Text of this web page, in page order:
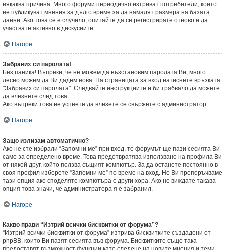
някаква причина. Много форуми периодично изтриват потребители, които
не публикуват мнения за дълго време за да намалят размера на базата
данни. Ако това се е случило, опитайте да се регистрирате отново и да
участвате активно в дискусиите.
Нагоре
Забравих си паролата!
Без паника! Въпреки, че не можем да възстановим паролата Ви, много
лесно можем да Ви дадем нова. На страницата за вход натиснете връзката
"Забравих си паролата". Следвайте инструкциите и би трябвало да можете
да влезнете след това.
Ако въпреки това не успеете да влезете се свържете с администратор.
Нагоре
Защо излизам автоматично?
Ако не сте избрали “Запомни ме” при вход, то форумът ще пази сесията Ви
само за определено време. Това предотвратява използване на профила Ви
от някой друг, който ползва същият компютър. За да останете постоянно в
своя профил изберете “Запомни ме” по време на вход. Не Ви препоръчваме
тази опция ако споделяте компютъра с други хора. Ако не виждате такава
опция това значи, че администратора я е забранил.
Нагоре
Какво прави “Изтрий всички бисквитки от форума”?
“Изтрий всички бисквитки от форума” изтрива бисквитките създадени от
phpBB, които Ви пазят сесията във форума. Бисквитките също така